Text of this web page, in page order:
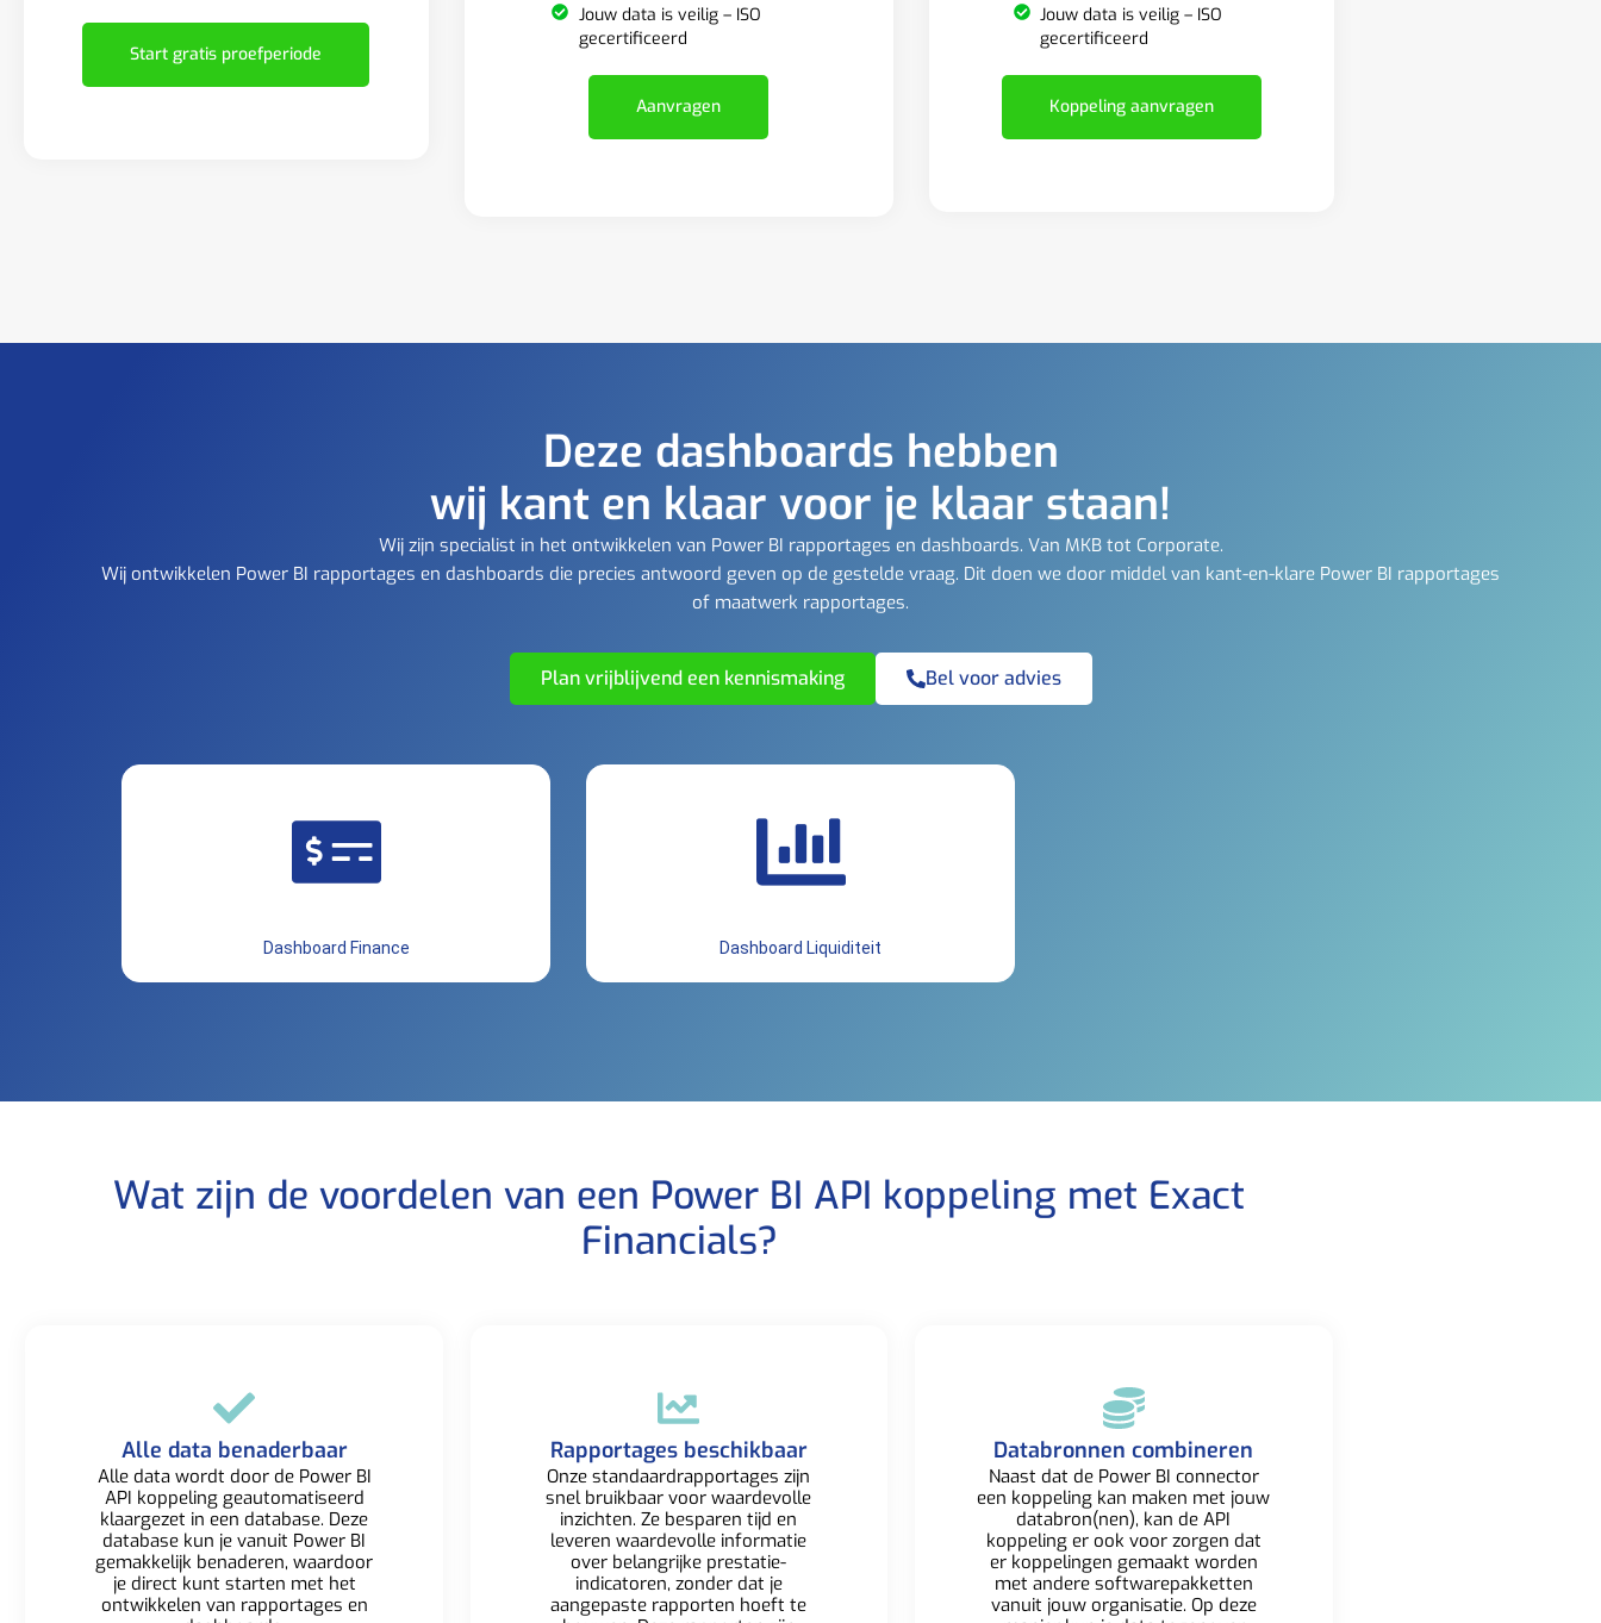
Start gratis proefperiode
Jouw data is veilig – ISO
gecertificeerd
Aanvragen
Jouw data is veilig – ISO
gecertificeerd
Koppeling aanvragen
Deze dashboards hebben
wij kant en klaar voor je klaar staan!
Wij zijn specialist in het ontwikkelen van Power BI rapportages en dashboards. Van MKB tot Corporate.
Wij ontwikkelen Power BI rapportages en dashboards die precies antwoord geven op de gestelde vraag. Dit doen we door middel van kant-en-klare Power BI rapportages
of maatwerk rapportages.
Plan vrijblijvend een kennismaking Bel voor advies
Dashboard Finance Dashboard Liquiditeit
Wat zijn de voordelen van een Power BI API koppeling met Exact
Financials?​
Alle data benaderbaar​
Alle data wordt door de Power BI
API koppeling geautomatiseerd
klaargezet in een database. Deze
database kun je vanuit Power BI
gemakkelijk benaderen, waardoor
je direct kunt starten met het
ontwikkelen van rapportages en
Rapportages beschikbaar​
Onze standaardrapportages zijn
snel bruikbaar voor waardevolle
inzichten. Ze besparen tijd en
leveren waardevolle informatie
over belangrijke prestatie-
indicatoren, zonder dat je
aangepaste rapporten hoeft te
Databronnen combineren​
Naast dat de Power BI connector
een koppeling kan maken met jouw
databron(nen), kan de API
koppeling er ook voor zorgen dat
er koppelingen gemaakt worden
met andere softwarepakketten
vanuit jouw organisatie. Op deze